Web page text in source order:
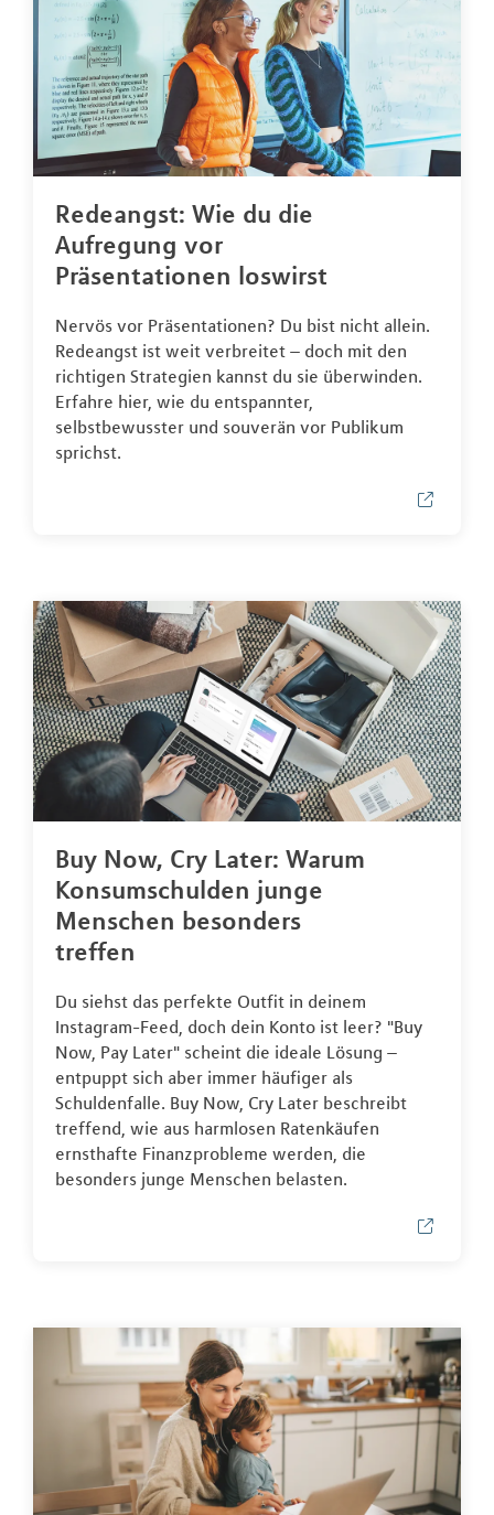
Redeangst: Wie du die
Aufregung vor
Präsentationen loswirst
Nervös vor Präsentationen? Du bist nicht allein.
Redeangst ist weit verbreitet – doch mit den
richtigen Strategien kannst du sie überwinden.
Erfahre hier, wie du entspannter,
selbstbewusster und souverän vor Publikum
sprichst.
Buy Now, Cry Later: Warum
Konsumschulden junge
Menschen besonders
treffen
Du siehst das perfekte Outfit in deinem
Instagram-Feed, doch dein Konto ist leer? "Buy
Now, Pay Later" scheint die ideale Lösung –
entpuppt sich aber immer häufiger als
Schuldenfalle. Buy Now, Cry Later beschreibt
treffend, wie aus harmlosen Ratenkäufen
ernsthafte Finanzprobleme werden, die
besonders junge Menschen belasten.